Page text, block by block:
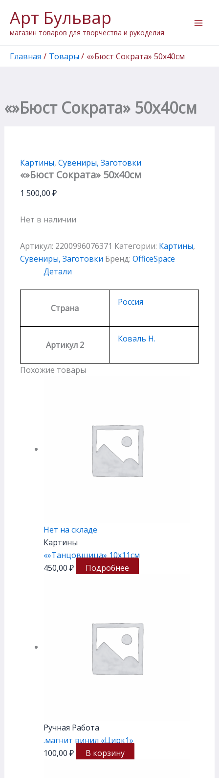
содержимому
Арт Бульвар
магазин товаров для творчества и рукоделия
Главная Товары «»Бюст Сократа» 50х40см
«»Бюст Сократа» 50х40см
Картины, Сувениры, Заготовки
«»Бюст Сократа» 50х40см
1 500,00 ₽
Нет в наличии
Артикул: 2200996076371 Категории: Картины,
Сувениры, Заготовки Бренд: OfficeSpace
Детали
Страна
Россия
Артикул 2
Коваль Н.
Похожие товары
Нет на складе
Картины
«»Танцовщица» 10х11см
450,00 ₽ Подробнее
Ручная Работа
.магнит винил «Цирк1»
100,00 ₽ В корзину